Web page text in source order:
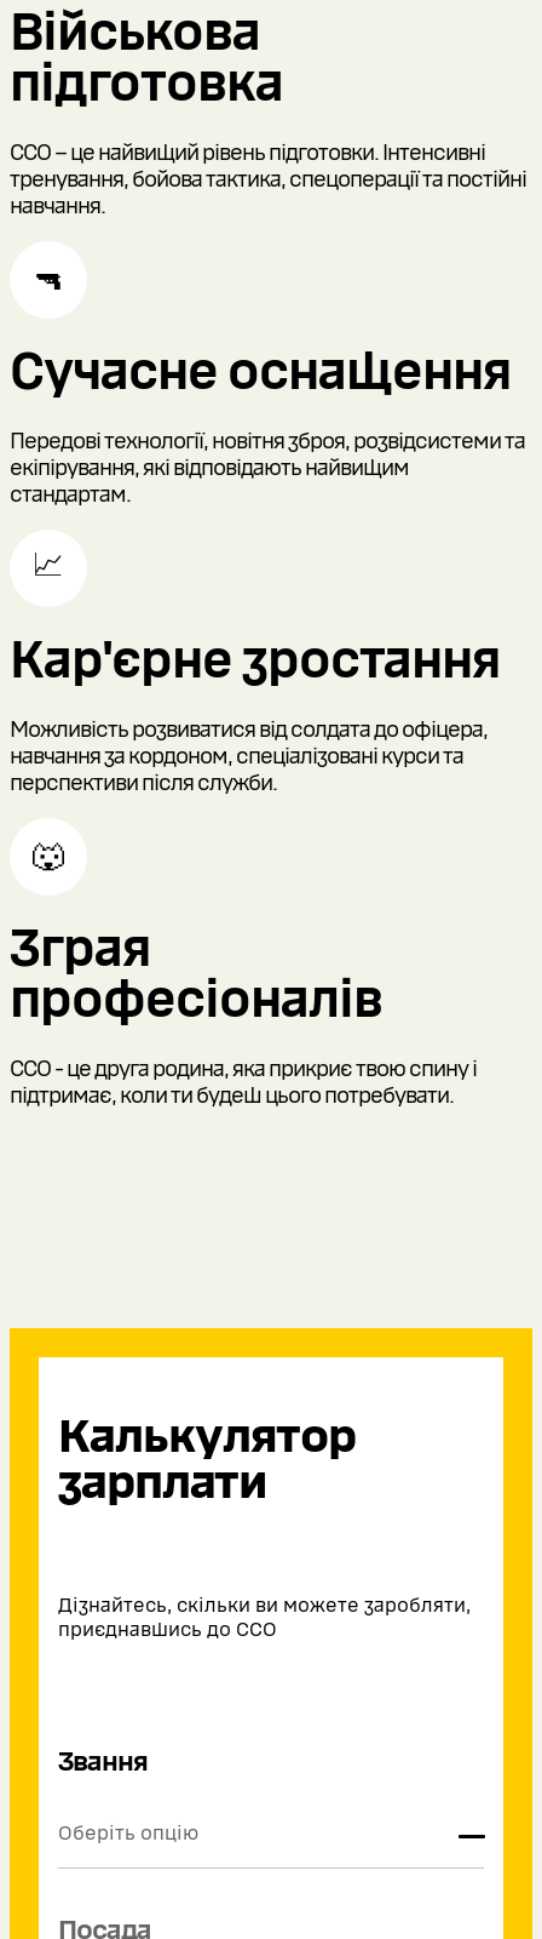
Військова
підготовка
ССО – це найвищий рівень підготовки. Інтенсивні
тренування, бойова тактика, спецоперації та постійні
навчання.
🔫
Сучасне оснащення
Передові технології, новітня зброя, розвідсистеми та
екіпірування, які відповідають найвищим
стандартам.
📈
Кар'єрне зростання
Можливість розвиватися від солдата до офіцера,
навчання за кордоном, спеціалізовані курси та
перспективи після служби.
🐺
Зграя
професіоналів
ССО - це друга родина, яка прикриє твою спину і
підтримає, коли ти будеш цього потребувати.
Калькулятор
зарплати
Дізнайтесь, скільки ви можете заробляти,
приєднавшись до ССО
Звання
Оберіть опцію
Оберіть опцію
Посада